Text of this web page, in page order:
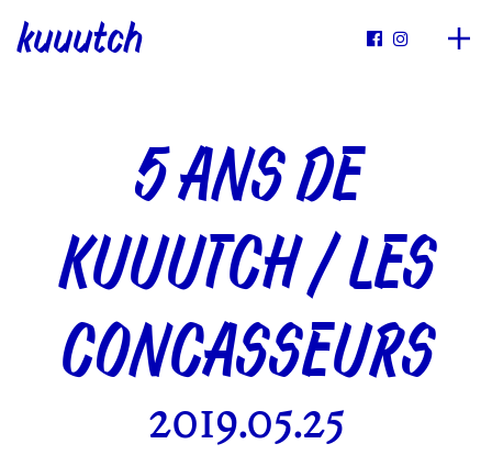
kuuutch  
5 ANS DE
KUUUTCH / LES
CONCASSEURS
2019.05.25